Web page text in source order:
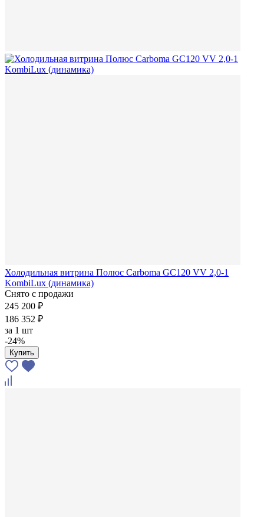
Холодильная витрина Полюс Carboma GC120 VV 2,0-1
KombiLux (динамика)
Снято с продажи
245 200 ₽
186 352 ₽
за 1 шт
-24%
Купить